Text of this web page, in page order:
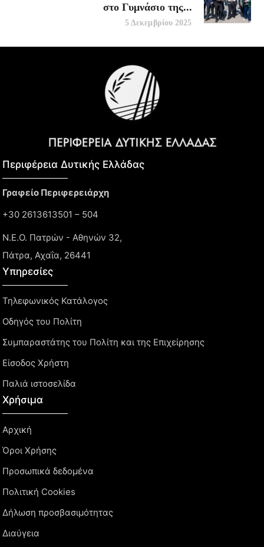
στο Γυμνάσιο της...
5 Δεκεμβρίου 2025
Περιφέρεια Δυτικής Ελλάδας​
Γραφείο Περιφερειάρχη
+30 2613613501 – 504
Ν.Ε.Ο. Πατρών - Αθηνών 32,
Πάτρα, Αχαΐα, 26441
Υπηρεσίες
Τηλεφωνικός Κατάλογος
Οδηγός του Πολίτη
Συμπαραστάτης του Πολίτη και της Επιχείρησης
Είσοδος Χρήστη
Παλιά ιστοσελίδα
Χρήσιμα
Αρχική
Όροι Χρήσης
Προσωπικά δεδομένα
Πολιτική Cookies
Δήλωση προσβασιμότητας
Διαύγεια